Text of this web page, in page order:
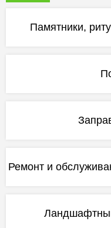
Памятники,
Ремонт и